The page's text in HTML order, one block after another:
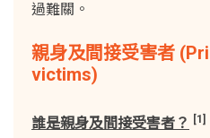
過難關。
親身及間接受害者
victims)
誰是親身及間接受害者？ [1]